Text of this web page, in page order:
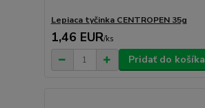
Lepiaca tyčinka CENTROPEN 35g
1,46 EUR/ks
Pridať do košíka